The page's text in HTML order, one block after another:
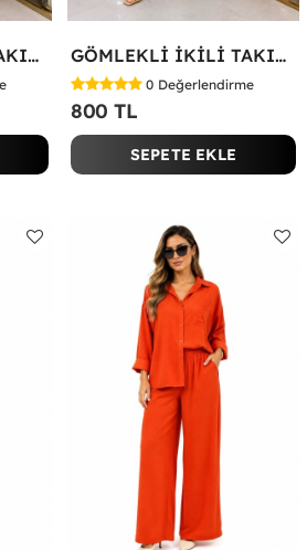
GÖMLEKLİ İKİLİ TAKIM Yağ Yeşili GÖMLEKLİ İKİLİ TAKIM Koyu Yeşil
0 Değerlendirme
800 TL
SEPETE EKLE